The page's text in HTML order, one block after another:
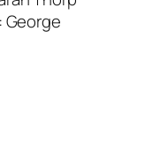
George